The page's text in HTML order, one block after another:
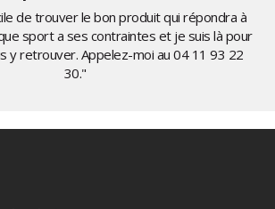
de trouver le bon produit qui répondra à
sport a ses contraintes et je suis là pour
y retrouver. Appelez-moi au04 11 93 22
30."